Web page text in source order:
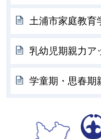
土浦市家庭教育
乳幼児期親力ア
学童期・思春期